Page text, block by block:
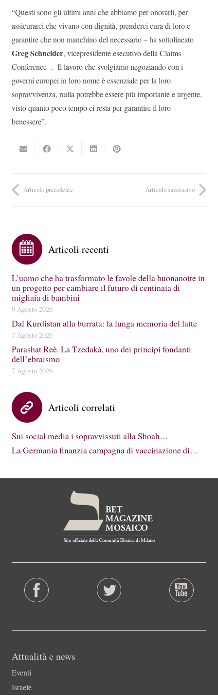
“Questi sono gli ultimi anni che abbiamo per onorarli, per
assicurarci che vivano con dignità, prenderci cura di loro e
garantire che non manchino del necessario – ha sottolineato
Greg Schneider, vicepresidente esecutivo della Claims
Conference -. Il lavoro che svolgiamo negoziando con i
governi europei in loro nome è essenziale per la loro
sopravvivenza, nulla potrebbe essere più importante e urgente,
visto quanto poco tempo ci resta per garantire il loro
benessere”.
Articolo precedente Articolo successivo
Articoli recenti
L’uomo che ha trasformato le favole della buonanotte in
un progetto per cambiare il futuro di centinaia di
migliaia di bambini
9 Agosto 2026
Dal Kurdistan alla burrata: la lunga memoria del latte
7 Agosto 2026
Parashat Reè. La Tzedakà, uno dei principi fondanti
dell’ebraismo
7 Agosto 2026
Articoli correlati
Sui social media i sopravvissuti alla Shoah…
La Germania finanzia campagna di vaccinazione di…
Attualità e news
Eventi
Israele